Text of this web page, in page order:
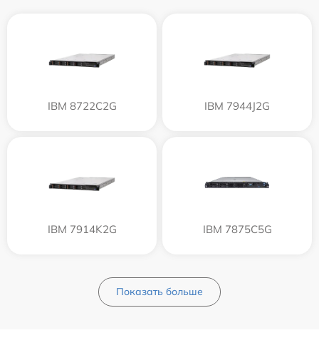
IBM 8722C2G IBM 7944J2G
IBM 7914K2G IBM 7875C5G
Показать больше